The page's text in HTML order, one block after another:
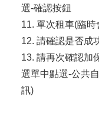
選-確認按鈕
11. 單次租車(臨
12. 請確認是否成
13. 請再次確認加
選單中點選-公共
訊)